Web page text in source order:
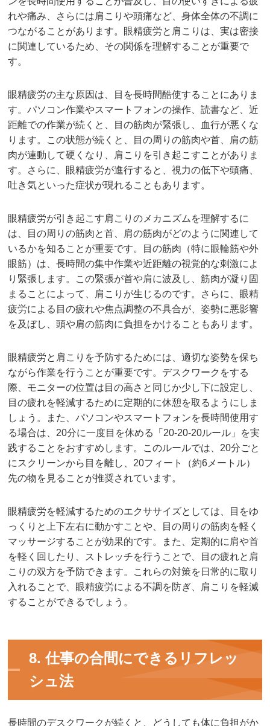
れや痛み、さらには肩こりや頭痛など、身体全体の不調に
つながることがあります。眼精疲労と肩こりは、実は密接
に関連しているため、その関係を理解することが重要で
す。
眼精疲労の主な原因は、目を長時間酷使することにありま
す。パソコン作業やスマートフォンの操作、読書など、近
距離での作業が続くと、目の筋肉が緊張し、血行が悪くな
ります。この状態が続くと、目の周りの筋肉や首、肩の筋
肉が連動して硬くなり、肩こりを引き起こすことがありま
す。さらに、眼精疲労が進行すると、視力の低下や頭痛、
吐き気といった症状が現れることもあります。
眼精疲労が引き起こす肩こりのメカニズムを理解するに
は、目の周りの筋肉と首、肩の筋肉がどのように関連して
いるかを知ることが重要です。目の筋肉（特に眼輪筋や外
眼筋）は、長時間の集中作業や近距離の視覚的な刺激によ
り緊張します。この緊張が首や肩に波及し、筋肉が凝り固
まることによって、肩こりが生じるのです。さらに、眼精
疲労による目の疲れや焦点調整の不具合が、姿勢に悪影響
を及ぼし、頭や肩の筋肉に負担をかけることもあります。
眼精疲労と肩こりを予防するためには、適切な姿勢を保ち
ながら作業を行うことが重要です。デスクワークをする
際、モニターの位置は目の高さと同じか少し下に設定し、
目の疲れを軽減するために定期的に休憩を取るようにしま
しょう。また、パソコンやスマートフォンを長時間使用す
る場合は、20分に一度目を休める「20-20-20ルール」を実
践することをおすすめします。このルールでは、20分ごと
にスクリーンから目を離し、20フィート（約6メートル）
先の物を見ることが推奨されています。
眼精疲労を軽減するためのエクササイズとしては、目をゆ
っくりと上下左右に動かすことや、目の周りの筋肉を軽く
マッサージすることが効果的です。また、定期的に肩や首
を軽く回したり、ストレッチを行うことで、目の疲れと肩
こりの双方を予防できます。これらの対策を日常的に取り
入れることで、眼精疲労による不調を防ぎ、肩こりを軽減
することができるでしょう。
8. 仕事の合間にできるリフレッ
シュ法
長時間のデスクワークが続くと、どうしても体に負担がか